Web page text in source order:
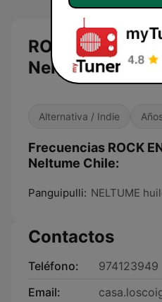
ROCK EN
Neltume Chile
Alternativa / Indie
Frecuencias ROCK
Neltume Chile:
Panguipulli: NELTUME
Contactos
Teléfono:
974123949
Email: